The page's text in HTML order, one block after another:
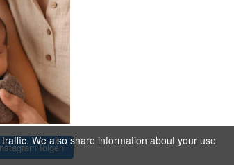
folgen
We also share information about your use